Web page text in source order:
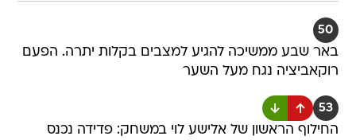
50
באר שבע ממשיכה להגיע למצבים בקלות יתרה. הפעם
רוקאביציה נגח מעל השער
53
החילוף הראשון של אלישע לוי במשחק: פדידה נכנס